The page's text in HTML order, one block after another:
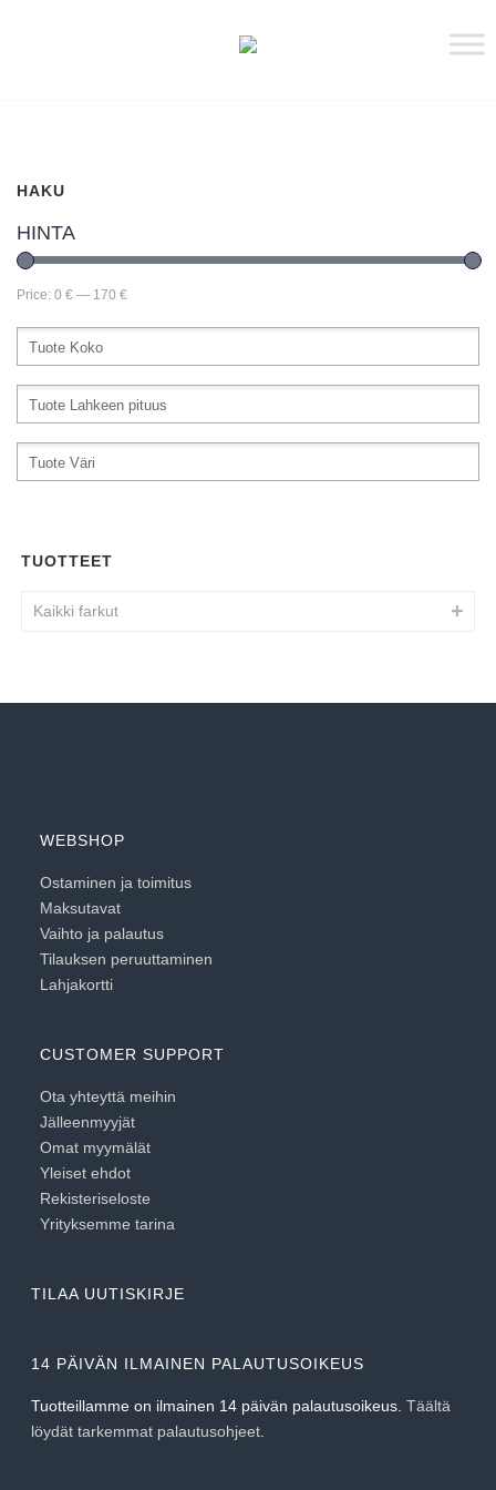
HAKU
HINTA
Price: 0 € — 170 €
TUOTTEET
Kaikki farkut
WEBSHOP
Ostaminen ja toimitus
Maksutavat
Vaihto ja palautus
Tilauksen peruuttaminen
Lahjakortti
CUSTOMER SUPPORT
Ota yhteyttä meihin
Jälleenmyyjät
Omat myymälät
Yleiset ehdot
Rekisteriseloste
Yrityksemme tarina
TILAA UUTISKIRJE
14 PÄIVÄN ILMAINEN PALAUTUSOIKEUS
Tuotteillamme on ilmainen 14 päivän palautusoikeus.Täältä
löydät tarkemmat palautusohjeet